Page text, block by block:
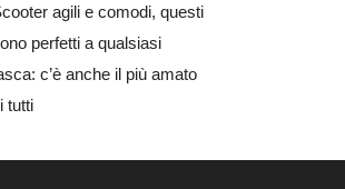
agili e comodi, questi
perfetti a qualsiasi
c’è anche il più amato
tutti